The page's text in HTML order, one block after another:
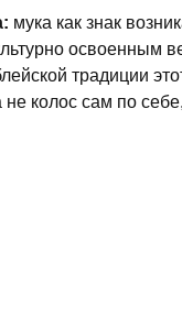
мука как знак
освоенным
традиции
не колос сам по